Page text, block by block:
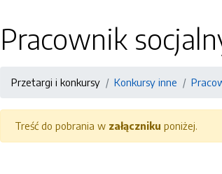
Pracownik
Przetargi i konkursy Konkursy inne
Treść do pobrania w załączniku poniżej.